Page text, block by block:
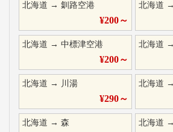
北海道 → 釧路空港
¥200～
北海道
北海道 → 中標津空港
¥200～
北海道
北海道 → 川湯
¥290～
北海道
北海道 → 森 北海道 →